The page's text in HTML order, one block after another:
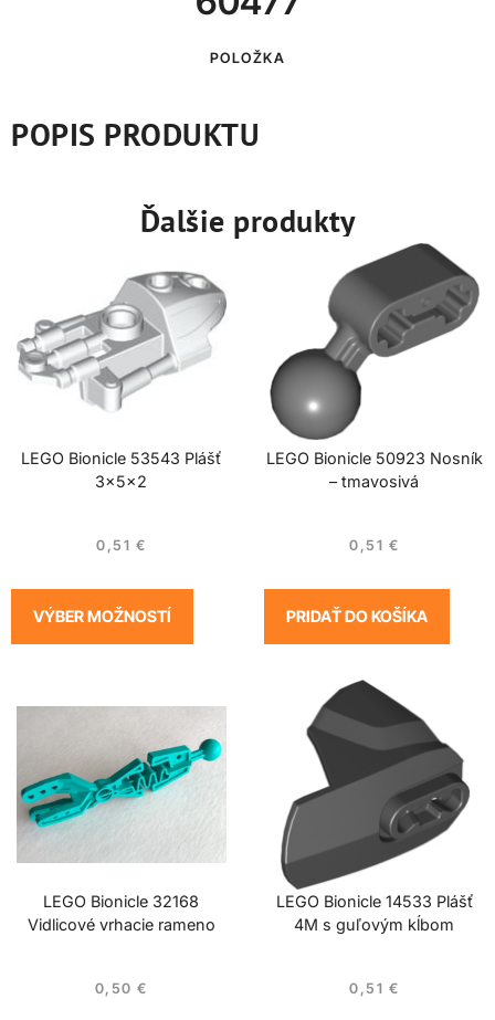
POLOŽKA
POPIS PRODUKTU
Ďalšie produkty
LEGO Bionicle 53543 Plášť
3x5x2
0,51 €
VÝBER MOŽNOSTÍ
LEGO Bionicle 50923 Nosník
– tmavosivá
0,51 €
PRIDAŤ DO KOŠÍKA
LEGO Bionicle 32168
Vidlicové vrhacie rameno
0,50 €
LEGO Bionicle 14533 Plášť
4M s guľovým kĺbom
0,51 €